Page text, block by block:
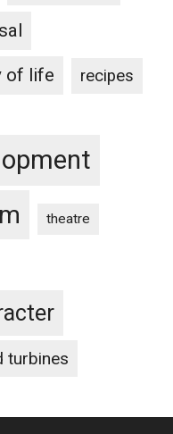
of life recipes
theatre
turbines